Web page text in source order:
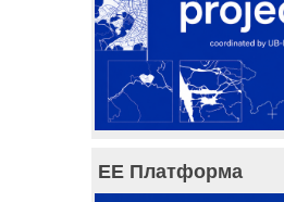
ЕЕ Платформа